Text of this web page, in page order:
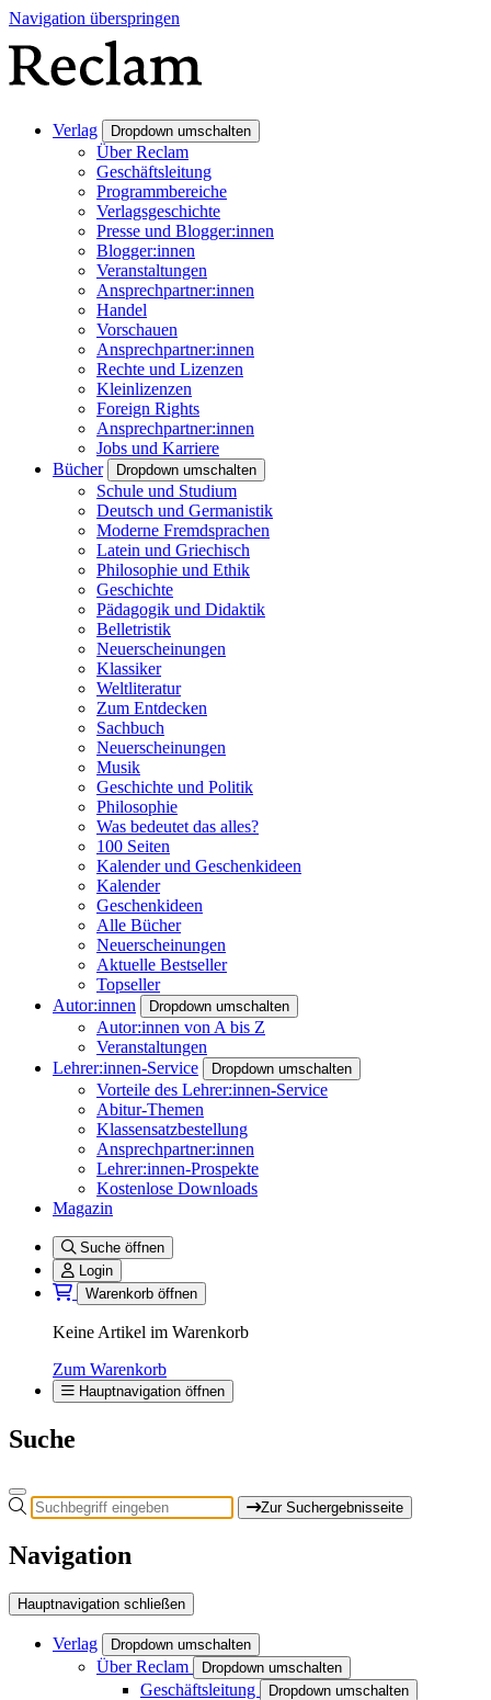
Navigation überspringen
Verlag Dropdown umschalten
Über Reclam
Geschäftsleitung
Programmbereiche
Verlagsgeschichte
Presse und Blogger:innen
Blogger:innen
Veranstaltungen
Ansprechpartner:innen
Handel
Vorschauen
Ansprechpartner:innen
Rechte und Lizenzen
Kleinlizenzen
Foreign Rights
Ansprechpartner:innen
Jobs und Karriere
Bücher
Dropdown umschalten
Schule und Studium
Deutsch und Germanistik
Moderne Fremdsprachen
Latein und Griechisch
Philosophie und Ethik
Geschichte
Pädagogik und Didaktik
Belletristik
Neuerscheinungen
Klassiker
Weltliteratur
Zum Entdecken
Sachbuch
Neuerscheinungen
Musik
Geschichte und Politik
Philosophie
Was bedeutet das alles?
100 Seiten
Kalender und Geschenkideen
Kalender
Geschenkideen
Alle Bücher
Neuerscheinungen
Aktuelle Bestseller
Topseller
Autor:innen
Dropdown umschalten
Autor:innen von A bis Z
Veranstaltungen
Lehrer:innen-Service
Dropdown umschalten
Vorteile des Lehrer:innen-Service
Abitur-Themen
Klassensatzbestellung
Ansprechpartner:innen
Lehrer:innen-Prospekte
Kostenlose Downloads
Magazin
Suche öffnen
Login
Warenkorb öffnen
Keine Artikel im Warenkorb
Zum Warenkorb
Hauptnavigation öffnen
Suche
Zur Suchergebnisseite
Navigation
Hauptnavigation schließen
Verlag Dropdown umschalten
Über Reclam Dropdown umschalten
Geschäftsleitung Dropdown umschalten